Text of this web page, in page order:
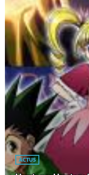
ACTUS